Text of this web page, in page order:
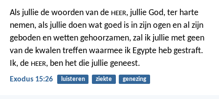
Als jullie de woorden van de HEER, jullie God, ter harte
nemen, als jullie doen wat goed is in zijn ogen en al zijn
geboden en wetten gehoorzamen, zal ik jullie met geen
van de kwalen treffen waarmee ik Egypte heb gestraft.
Ik, de HEER, ben het die jullie geneest.
Exodus 15:26 luisteren ziekte genezing